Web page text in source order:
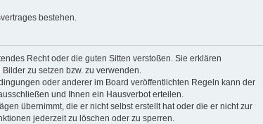
bestehen.
Recht oder die guten Sitten verstoßen. Sie erklären
zu setzen bzw. zu verwenden.
oder anderer im Board veröffentlichten Regeln kann der
und Ihnen ein Hausverbot erteilen.
übernimmt, die er nicht selbst erstellt hat oder die er nicht zur
jederzeit zu löschen oder zu sperren.